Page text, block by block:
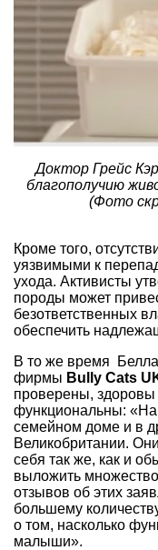
Доктор Грейс
благополучию
(Фото
Кроме того,
уязвимыми к
ухода. Активисты
породы может
безответственных
обеспечить
В то же время
фирмы Bully Cats
проверены, здоровы
функциональны:
семейном доме и в
Великобритании.
себя так же, как и
выложить
отзывов об этих
большему
о том, насколько
малыши».